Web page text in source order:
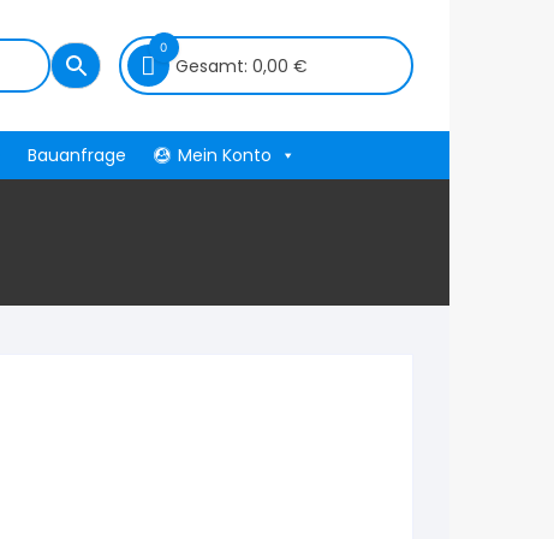
0
Gesamt: 0,00 €
Bauanfrage Mein Konto